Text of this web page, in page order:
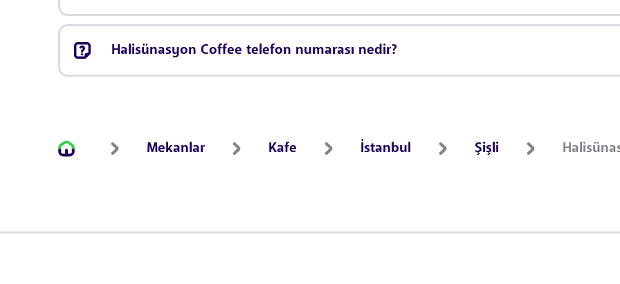
Halisünasyon Coffee telefon numarası nedir?
Mekanlar Kafe İstanbul Şişli